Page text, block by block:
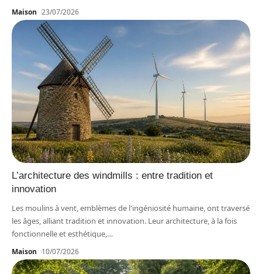
Maison 23/07/2026
L’architecture des windmills : entre tradition et
innovation
Les moulins à vent, emblèmes de l'ingéniosité humaine, ont traversé
les âges, alliant tradition et innovation. Leur architecture, à la fois
fonctionnelle et esthétique, …
Maison 10/07/2026